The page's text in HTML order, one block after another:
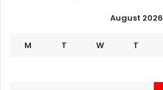
August 2026
M T W T